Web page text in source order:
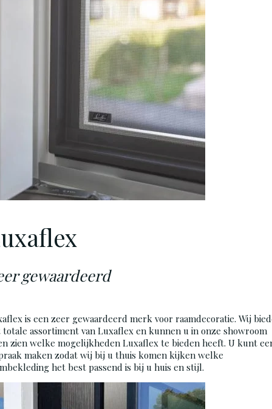
gewaardeerd
is een zeer gewaardeerd merk voor raamdecoratie. Wij
totale assortiment van Luxaflex en kunnen u in onze showroom
zien welke mogelijkheden Luxaflex te bieden heeft. U kunt
maken zodat wij bij u thuis komen kijken welke
het best passend is bij u huis en stijl.